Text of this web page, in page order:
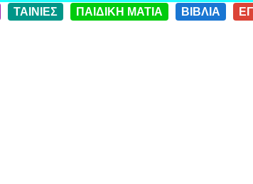
ΤΑΙΝΙΕΣ ΠΑΙΔΙΚΗ ΜΑΤΙΑ ΒΙΒΛΙΑ